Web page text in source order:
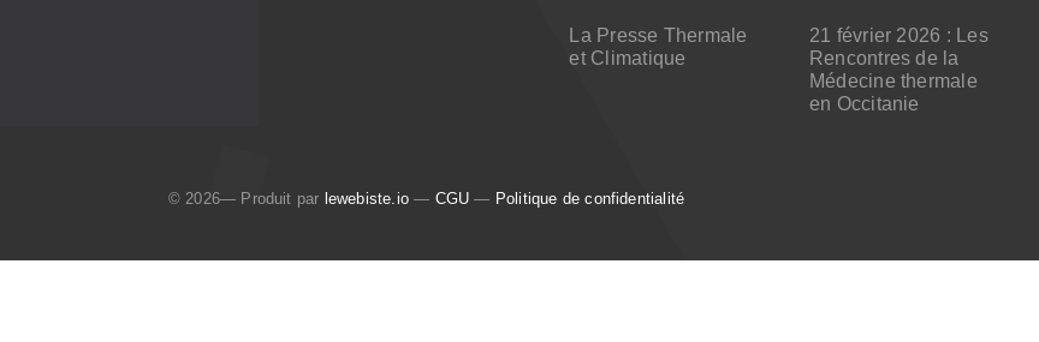
La Presse Thermale
et Climatique
21 février 2026 : Les
Rencontres de la
Médecine thermale
en Occitanie
© 2026— Produit par lewebiste.io — CGU — Politique de confidentialité